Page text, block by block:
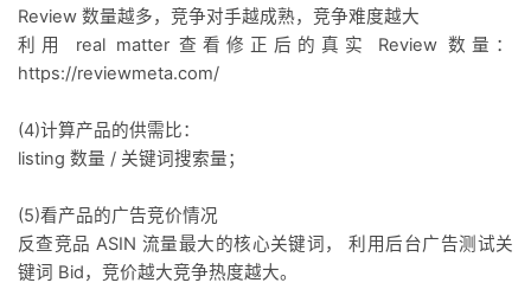
Review 数量越多，竞争对手越成熟，竞争难度越大
利用 real matter 查看修正后的真实 Review 数量：
https://reviewmeta.com/
(4)计算产品的供需比：
listing 数量 / 关键词搜索量；
(5)看产品的广告竞价情况
反查竞品 ASIN 流量最大的核心关键词， 利用后台广告测试关
键词 Bid，竞价越大竞争热度越大。